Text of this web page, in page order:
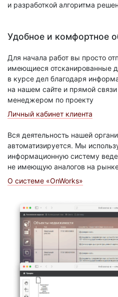
и разработкой алгоритма
Удобное и комфортное
Для начала работ вы просто
имеющиеся отсканированные
в курсе дел благодаря
на нашем сайте и прямой
менеджером по проекту
Личный кабинет клиента
Вся деятельность нашей
автоматизируется. Мы
информационную систему
не имеющую аналогов на
О системе «OnWorks»